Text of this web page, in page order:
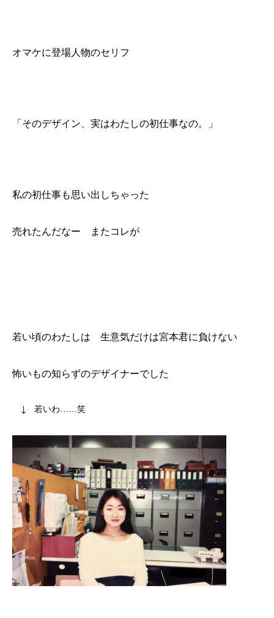
オマケに登場人物のセリフ
「そのデザイン、実はわたしの初仕事なの。」
私の初仕事も思い出しちゃった
売れたんだなー またコレが
若い頃のわたしは 生意気だけは宮本君に負けない
怖いもの知らずのデザイナーでした
↓ 若いわ……笑